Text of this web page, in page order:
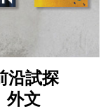
沿試探
外文